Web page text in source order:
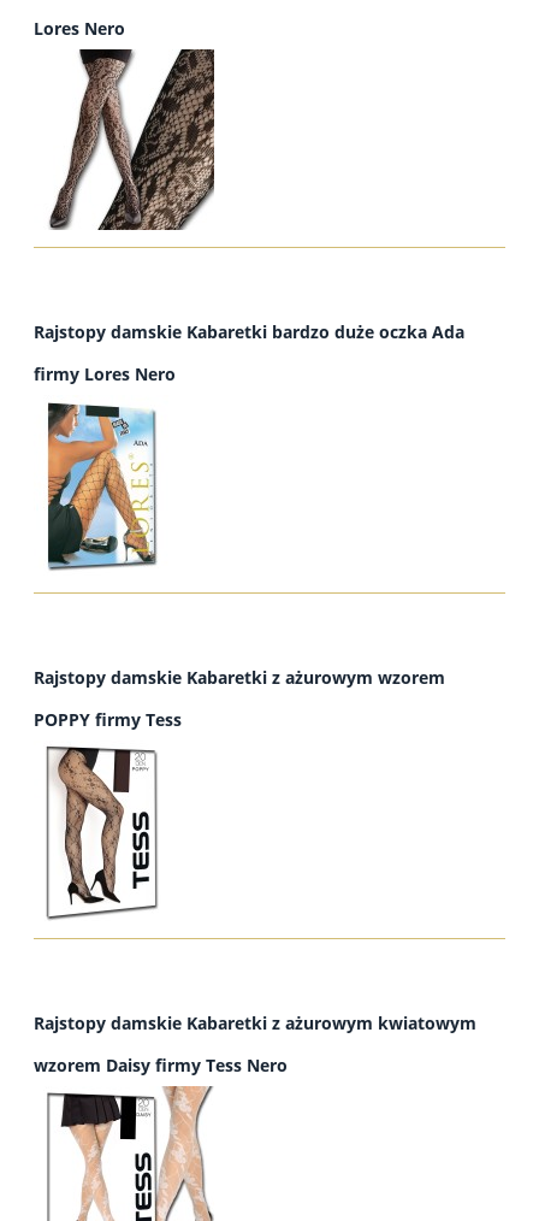
Lores Nero
Rajstopy damskie Kabaretki bardzo duże oczka Ada
firmy Lores Nero
Rajstopy damskie Kabaretki z ażurowym wzorem
POPPY firmy Tess
Rajstopy damskie Kabaretki z ażurowym kwiatowym
wzorem Daisy firmy Tess Nero